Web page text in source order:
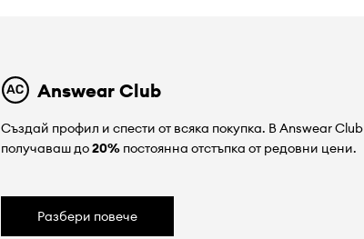
Answear Club
Създай профил и спести от всяка покупка. В Answear Club
получаваш до20%постоянна отстъпка от редовни цени.
Разбери повече